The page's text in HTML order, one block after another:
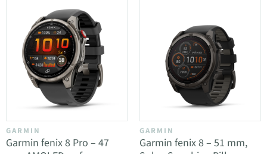
GARMIN
Garmin fenix 8 Pro – 47
GARMIN
Garmin fenix 8 – 51 mm,